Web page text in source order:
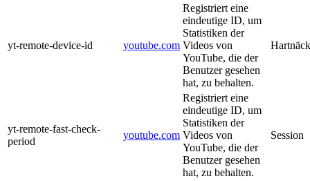
yt-remote-device-id youtube.com
Registriert eine
eindeutige ID, um
Statistiken der
Videos von
YouTube, die der
Benutzer gesehen
hat, zu behalten.
yt-remote-fast-check-
period
youtube.com
Registriert eine
eindeutige ID, um
Statistiken der
Videos von
YouTube, die der
Benutzer gesehen
hat, zu behalten.
Session